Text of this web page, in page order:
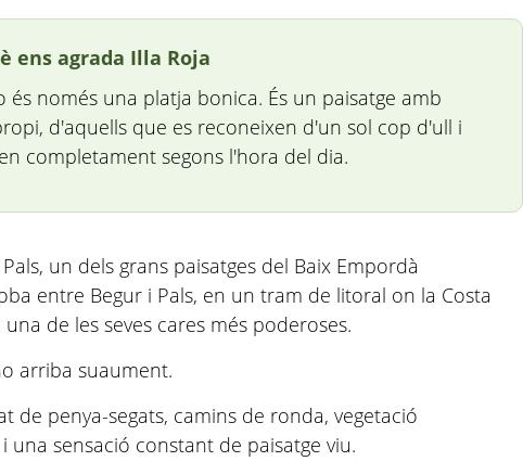
ens agrada Illa Roja
és només una platja bonica. És un paisatge amb
d'aquells que es reconeixen d'un sol cop d'ull i
completament segons l'hora del dia.
un dels grans paisatges del Baix Empordà
entre Begur i Pals, en un tram de litoral on la Costa
de les seves cares més poderoses.
arriba suaument.
de penya-segats, camins de ronda, vegetació
una sensació constant de paisatge viu.